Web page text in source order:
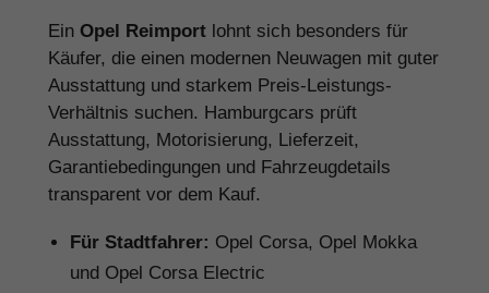
Ein Opel Reimport lohnt sich besonders für
Käufer, die einen modernen Neuwagen mit guter
Ausstattung und starkem Preis-Leistungs-
Verhältnis suchen. Hamburgcars prüft
Ausstattung, Motorisierung, Lieferzeit,
Garantiebedingungen und Fahrzeugdetails
transparent vor dem Kauf.
Für Stadtfahrer: Opel Corsa, Opel Mokka
und Opel Corsa Electric